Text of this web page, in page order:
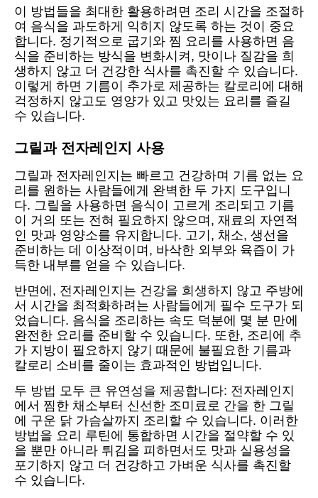
이 방법들을 최대한 활용하려면 조리 시간을 조절하
여 음식을 과도하게 익히지 않도록 하는 것이 중요
합니다. 정기적으로 굽기와 찜 요리를 사용하면 음
식을 준비하는 방식을 변화시켜, 맛이나 질감을 희
생하지 않고 더 건강한 식사를 촉진할 수 있습니다.
이렇게 하면 기름이 추가로 제공하는 칼로리에 대해
걱정하지 않고도 영양가 있고 맛있는 요리를 즐길
수 있습니다.
그릴과 전자레인지 사용
그릴과 전자레인지는 빠르고 건강하며 기름 없는 요
리를 원하는 사람들에게 완벽한 두 가지 도구입니
다. 그릴을 사용하면 음식이 고르게 조리되고 기름
이 거의 또는 전혀 필요하지 않으며, 재료의 자연적
인 맛과 영양소를 유지합니다. 고기, 채소, 생선을
준비하는 데 이상적이며, 바삭한 외부와 육즙이 가
득한 내부를 얻을 수 있습니다.
반면에, 전자레인지는 건강을 희생하지 않고 주방에
서 시간을 최적화하려는 사람들에게 필수 도구가 되
었습니다. 음식을 조리하는 속도 덕분에 몇 분 만에
완전한 요리를 준비할 수 있습니다. 또한, 조리에 추
가 지방이 필요하지 않기 때문에 불필요한 기름과
칼로리 소비를 줄이는 효과적인 방법입니다.
두 방법 모두 큰 유연성을 제공합니다: 전자레인지
에서 찜한 채소부터 신선한 조미료로 간을 한 그릴
에 구운 닭 가슴살까지 조리할 수 있습니다. 이러한
방법을 요리 루틴에 통합하면 시간을 절약할 수 있
을 뿐만 아니라 튀김을 피하면서도 맛과 실용성을
포기하지 않고 더 건강하고 가벼운 식사를 촉진할
수 있습니다.